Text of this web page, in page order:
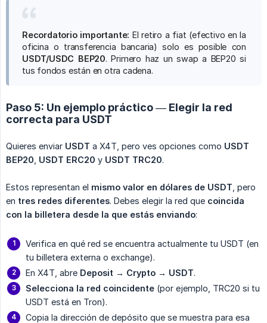
Recordatorio importante: El retiro a fiat (efectivo en la
oficina o transferencia bancaria) solo es posible con
USDT/USDC BEP20. Primero haz un swap a BEP20 si
tus fondos están en otra cadena.
Paso 5: Un ejemplo práctico — Elegir la red
correcta para USDT
Quieres enviar USDT a X4T, pero ves opciones como USDT
BEP20 USDT ERC20 y USDT TRC20.
Estos representan el mismo valor en dólares de USDT , pero
en tres redes diferentes. Debes elegir la red que coincida
con la billetera desde la que estás enviando:
Verifica en qué red se encuentra actualmente tu USDT (en
tu billetera externa o exchange).
En X4T, abre Deposit → Crypto → USDT.
Selecciona la red coincidente (por ejemplo, TRC20 si tu
USDT está en Tron).
Copia la dirección de depósito que se muestra para esa